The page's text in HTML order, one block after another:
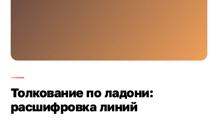
Толкование по ладони:
расшифровка линий